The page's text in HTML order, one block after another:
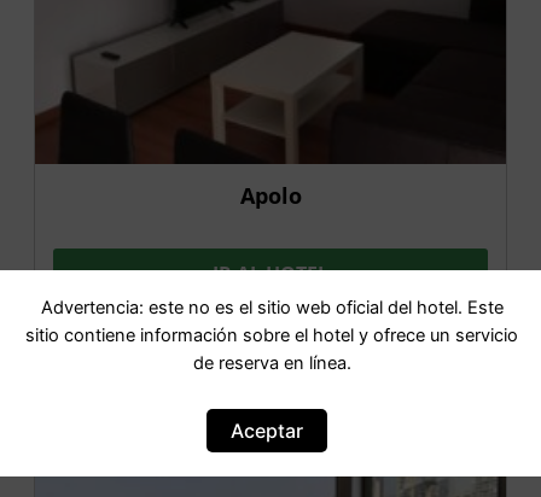
Apolo
IR AL HOTEL
Advertencia: este no es el sitio web oficial del hotel. Este
sitio contiene información sobre el hotel y ofrece un servicio
de reserva en línea.
Aceptar